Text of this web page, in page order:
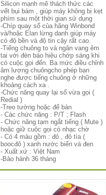
Silicon mạnh mẽ thách thức các
vết bụi bám , giúp máy không bị kẹt
phím sau một thời gian sử dụng
-Chíp quay số của hãng Winbond
và/hoặc Elan lừng danh giúp máy
có độ bền và độ tin cậy rất cao.
-Tiếng chuông to và ngân vang êm
tai với đèn báo hiệu chớp sáng khi
có cuộc gọi đến. Ba mức điều chỉnh
âm lượng chuôngcho phép bạn
nghe được tiếng chuông ở những
khoảng cách xa .
-Chức năng quay lại số vừa gọi (
Redial )
-Treo tường hoặc để bàn
- Các chức năng : P/T ; Flash
- Chức năng tạm ngắt tiếng ( Mute )
hoặc giữ cuộc gọi có nhạc chờ
- Có 4 màu gồm : đỏ , đỏ tía (
boocđô ) xanh nước biển và đen
- Xuất xứ : Việt Nam
-Bảo hành 36 tháng